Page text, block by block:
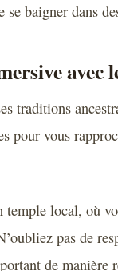
baigner dans
avec
traditions
pour vous
temple local, où
pas de
de manière